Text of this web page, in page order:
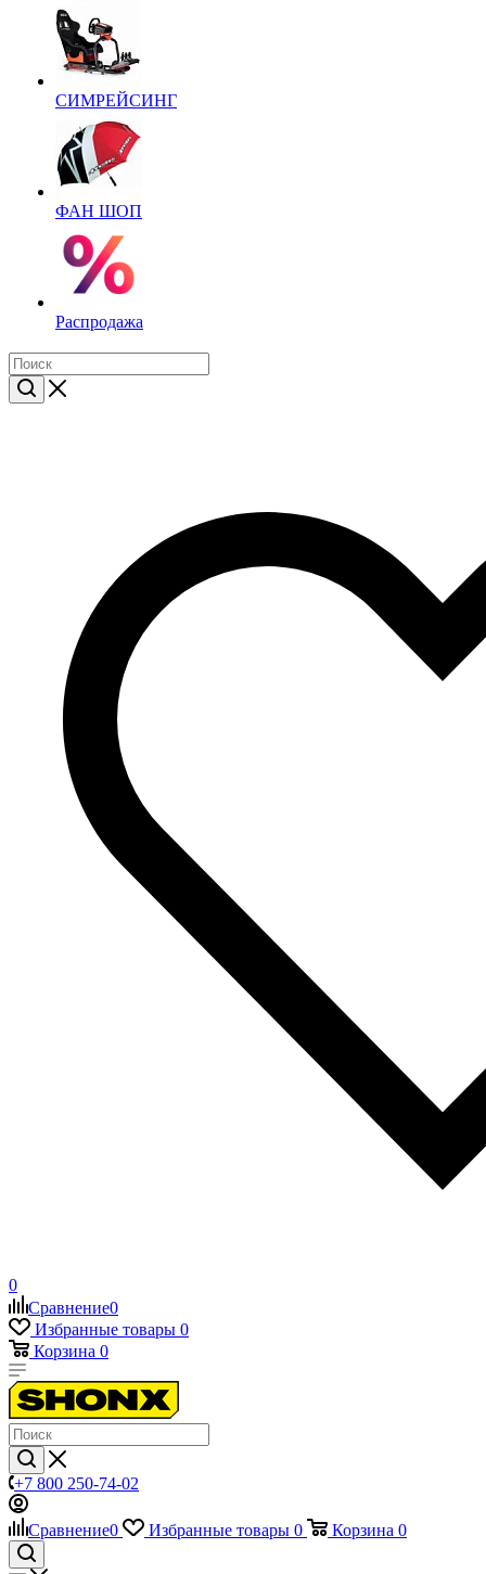
СИМРЕЙСИНГ
ФАН ШОП
Распродажа
0
Сравнение0
Избранные товары 0
Корзина 0
+7 800 250-74-02
Сравнение0 Избранные товары 0 Корзина 0